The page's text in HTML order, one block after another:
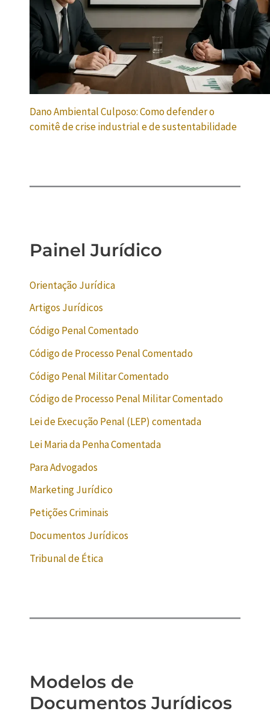
Dano Ambiental Culposo: Como defender o
comitê de crise industrial e de sustentabilidade
Painel Jurídico
Orientação Jurídica
Artigos Jurídicos
Código Penal Comentado
Código de Processo Penal Comentado
Código Penal Militar Comentado
Código de Processo Penal Militar Comentado
Lei de Execução Penal (LEP) comentada
Lei Maria da Penha Comentada
Para Advogados
Marketing Jurídico
Petições Criminais
Documentos Jurídicos
Tribunal de Ética
Modelos de
Documentos Jurídicos